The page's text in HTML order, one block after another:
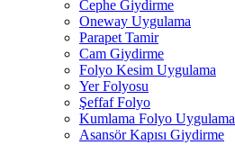
Cephe Giydirme
Oneway Uygulama
Parapet Tamir
Cam Giydirme
Folyo Kesim Uygulama
Yer Folyosu
Şeffaf Folyo
Kumlama Folyo Uygulama
Asansör Kapısı Giydirme